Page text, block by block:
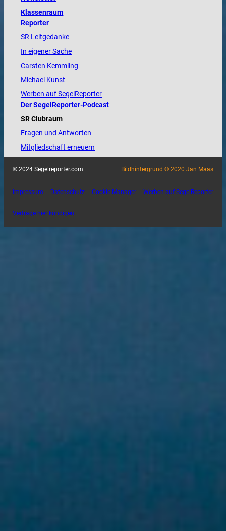
Klassenraum
Reporter
SR Leitgedanke
In eigener Sache
Carsten Kemmling
Michael Kunst
Werben auf SegelReporter
Der SegelReporter-Podcast
SR Clubraum
Fragen und Antworten
Mitgliedschaft erneuern
© 2024 Segelreporter.com Bildhintergrund © 2020 Jan Maas
Impressum Datenschutz Cookie-Manager Werben auf SegelReporter
Verträge hier kündigen